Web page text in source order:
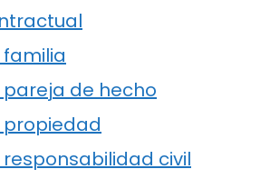
de hecho
propiedad
civil